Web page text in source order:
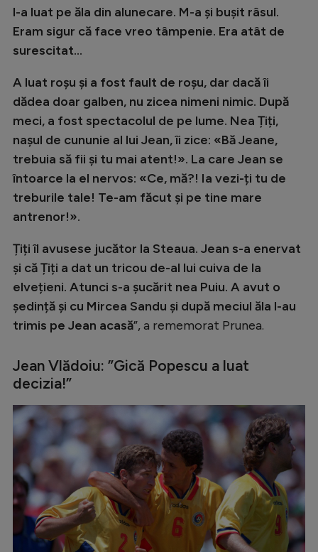
l-a luat pe ăla din alunecare. M-a și bușit râsul.
Eram sigur că face vreo tâmpenie. Era atât de
surescitat...
A luat roșu și a fost fault de roșu, dar dacă îi
dădea doar galben, nu zicea nimeni nimic. După
meci, a fost spectacolul de pe lume. Nea Țiți,
nașul de cununie al lui Jean, îi zice: «Bă Jeane,
trebuia să fii și tu mai atent!». La care Jean se
întoarce la el nervos: «Ce, mă?! Ia vezi-ți tu de
treburile tale! Te-am făcut și pe tine mare
antrenor!».
Țiți îl avusese jucător la Steaua. Jean s-a enervat
și că Țiți a dat un tricou de-al lui cuiva de la
elvețieni. Atunci s-a șucărit nea Puiu. A avut o
ședință și cu Mircea Sandu și după meciul ăla l-au
trimis pe Jean acasă”, a rememorat Prunea.
Jean Vlădoiu: ”Gică Popescu a luat
decizia!”